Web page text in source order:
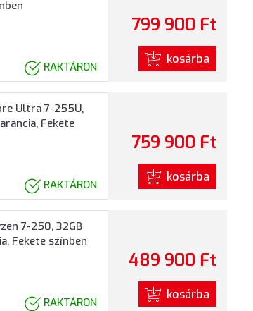
RAKTÁRON
799 900 Ft
kosárba
Ultra 7-255U,
Fekete
RAKTÁRON
759 900 Ft
kosárba
7-250, 32GB
Fekete színben
RAKTÁRON
489 900 Ft
kosárba